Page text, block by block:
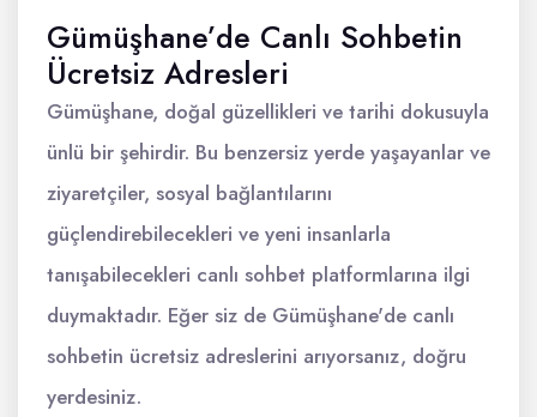
Gümüşhane’de Canlı Sohbetin
Ücretsiz Adresleri
Gümüşhane, doğal güzellikleri ve tarihi dokusuyla
ünlü bir şehirdir. Bu benzersiz yerde yaşayanlar ve
ziyaretçiler, sosyal bağlantılarını
güçlendirebilecekleri ve yeni insanlarla
tanışabilecekleri canlı sohbet platformlarına ilgi
duymaktadır. Eğer siz de Gümüşhane'de canlı
sohbetin ücretsiz adreslerini arıyorsanız, doğru
yerdesiniz.